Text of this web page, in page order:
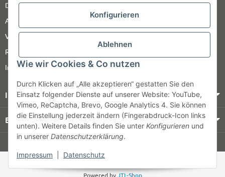
Konfigurieren
Ablehnen
Wie wir Cookies & Co nutzen
Durch Klicken auf „Alle akzeptieren“ gestatten Sie den
Einsatz folgender Dienste auf unserer Website: YouTube,
Vimeo, ReCaptcha, Brevo, Google Analytics 4. Sie können
die Einstellung jederzeit ändern (Fingerabdruck-Icon links
unten). Weitere Details finden Sie unter Konfigurieren und
in unserer Datenschutzerklärung.
Impressum Datenschutz
Datenschutz
AGB
Versandinformationen
Retour
Impressum
Informationen
Bezahlung & Versand
© HOZ MEDI WERK
* Alle Preise zzgl. gesetzlicher USt., zzgl.
Powered byJTL-Shop